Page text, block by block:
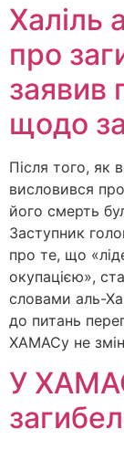
Халіль
про
заявив
щодо
Після того, як
висловився
його смерть
Заступник
про те, що
окупацією»,
словами аль-
до питань
ХАМАСу не
У